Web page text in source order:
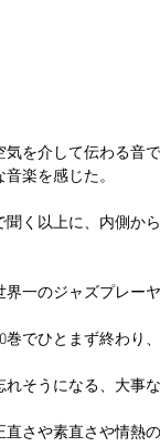
気を介して伝わる音
音楽を感じた。
聞く以上に、内側か
界一のジャズプレー
巻でひとまず終わり、
れそうになる、大事
さや素直さや情熱の